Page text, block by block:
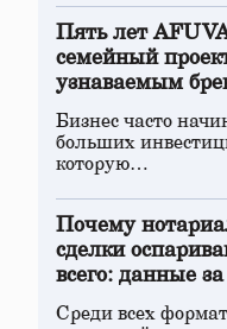
Пять лет
семейный
узнаваемым
Бизнес часто
больших
которую…
Почему
сделки
всего: данные
Среди всех